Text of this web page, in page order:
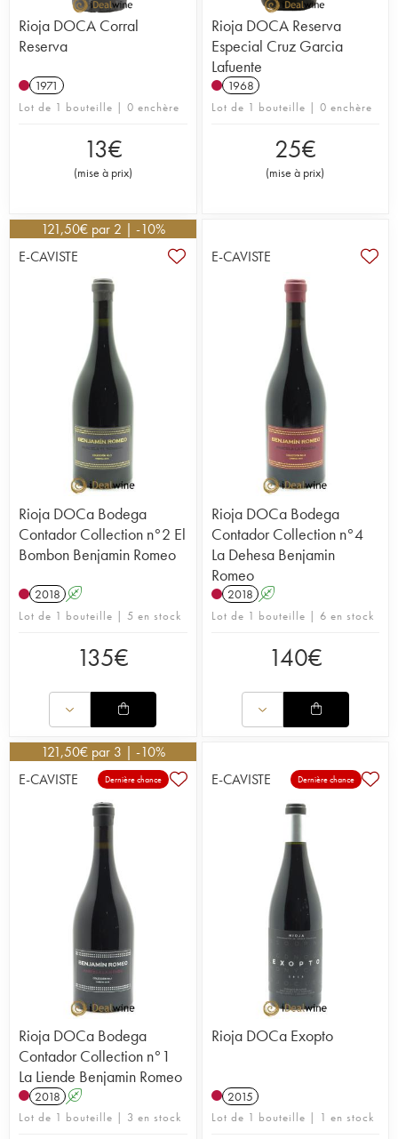
Rioja DOCA Corral
Reserva
1971
Lot de 1 bouteille | 0 enchère
13€
(mise à prix)
Rioja DOCA Reserva
Especial Cruz Garcia
Lafuente
1968
Lot de 1 bouteille | 0 enchère
25€
(mise à prix)
121,50€ par 2 | -10%
E-CAVISTE
Rioja DOCa Bodega
Contador Collection n°2 El
Bombon Benjamin Romeo
2018 A
Lot de 1 bouteille | 5 en stock
135€
E-CAVISTE
Rioja DOCa Bodega
Contador Collection n°4
La Dehesa Benjamin
Romeo
2018 A
Lot de 1 bouteille | 6 en stock
140€
121,50€ par 3 | -10%
E-CAVISTE
Dernière chance
Rioja DOCa Bodega
Contador Collection n°1
La Liende Benjamin Romeo
2018 A
Lot de 1 bouteille | 3 en stock
E-CAVISTE Dernière chance
Rioja DOCa Exopto
2015
Lot de 1 bouteille | 1 en stock